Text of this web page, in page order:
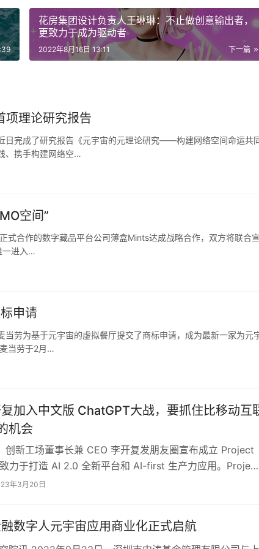
花房集团设计负责人王琳琳：不止做创意输出者，
更致力于成为驱动者
下一篇
2022年8月16日 13:11
项理论研究报告
日完成了研究报告《元宇宙的元理论研究——构建网络空间命运共
、携手构建网络空…
空间”
式合作的数字藏品平台公司薄盒Mints达成战略合作，双方将联合
一进入…
申请
劳为基于元宇宙的虚拟餐厅提交了商标申请，成为最新一家为元
当劳于2月…
加入中文版 ChatGPT大战，要抓住比移动互
机会
创新工场董事长兼 CEO 李开复发朋友圈宣布成立 Project
力于打造 AI 2.0 全新平台和 AI-first 生产力应用。Proje…
年3月20日
数字人元宇宙应用商业化正式启航